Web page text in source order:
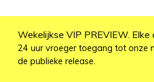
Wekelijkse VIP PREVIEW. Elke
24 uur vroeger toegang tot onze
de publieke release.